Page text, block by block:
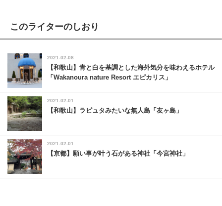
このライターのしおり
2021-02-08
【和歌山】青と白を基調とした海外気分を味わえるホテル
「Wakanoura nature Resort エピカリス」
2021-02-01
【和歌山】ラピュタみたいな無人島「友ヶ島」
2021-02-01
【京都】願い事が叶う石がある神社「今宮神社」